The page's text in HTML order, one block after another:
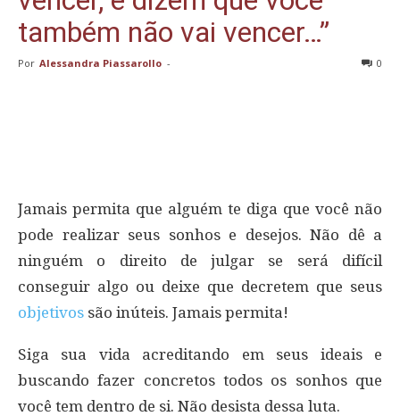
também não vai vencer…”
Por Alessandra Piassarollo - 0
Jamais permita que alguém te diga que você não
pode realizar seus sonhos e desejos. Não dê a
ninguém o direito de julgar se será difícil
conseguir algo ou deixe que decretem que seus
objetivos são inúteis. Jamais permita!
Siga sua vida acreditando em seus ideais e
buscando fazer concretos todos os sonhos que
você tem dentro de si. Não desista dessa luta.